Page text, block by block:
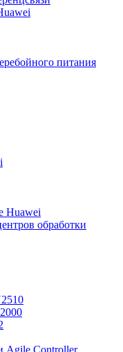
питания
Huawei
обработки
Agile Controller